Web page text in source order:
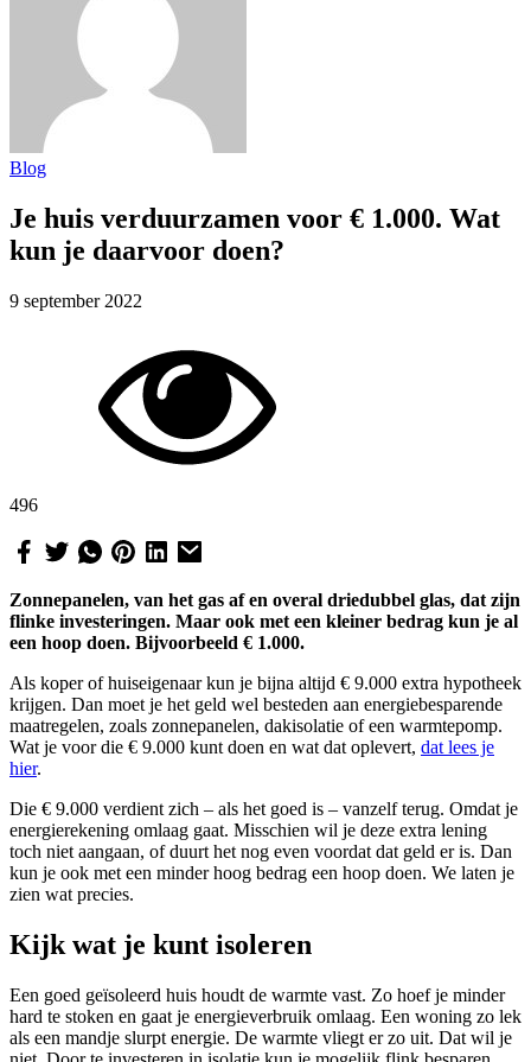
Blog
Je huis verduurzamen voor € 1.000. Wat
kun je daarvoor doen?
9 september 2022
496
Zonnepanelen, van het gas af en overal driedubbel glas, dat zijn
flinke investeringen. Maar ook met een kleiner bedrag kun je al
een hoop doen. Bijvoorbeeld € 1.000.
Als koper of huiseigenaar kun je bijna altijd € 9.000 extra hypotheek
krijgen. Dan moet je het geld wel besteden aan energiebesparende
maatregelen, zoals zonnepanelen, dakisolatie of een warmtepomp.
Wat je voor die € 9.000 kunt doen en wat dat oplevert, dat lees je
hier.
Die € 9.000 verdient zich – als het goed is – vanzelf terug. Omdat je
energierekening omlaag gaat. Misschien wil je deze extra lening
toch niet aangaan, of duurt het nog even voordat dat geld er is. Dan
kun je ook met een minder hoog bedrag een hoop doen. We laten je
zien wat precies.
Kijk wat je kunt isoleren
Een goed geïsoleerd huis houdt de warmte vast. Zo hoef je minder
hard te stoken en gaat je energieverbruik omlaag. Een woning zo lek
als een mandje slurpt energie. De warmte vliegt er zo uit. Dat wil je